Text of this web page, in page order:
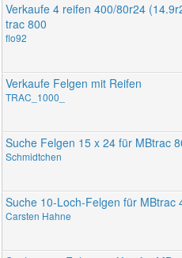
Verkaufe 4 reifen 400/80r24
trac 800
flo92
Verkaufe Felgen mit Reifen
TRAC_1000_
Suche Felgen 15 x 24 für MBtrac
Schmidtchen
Suche 10-Loch-Felgen für MBtrac
Carsten Hahne